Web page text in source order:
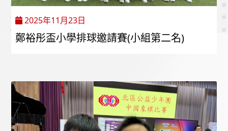
2025年11月23日
鄭裕彤盃小學排球邀請賽(小組第二名)